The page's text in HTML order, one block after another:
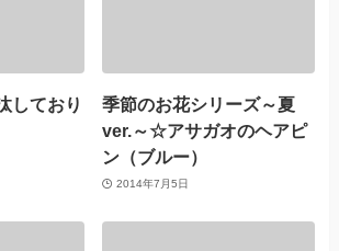
しており
季節のお花シリーズ～夏
ver.～☆アサガオのヘアピ
ン（ブルー）
2014年7月5日